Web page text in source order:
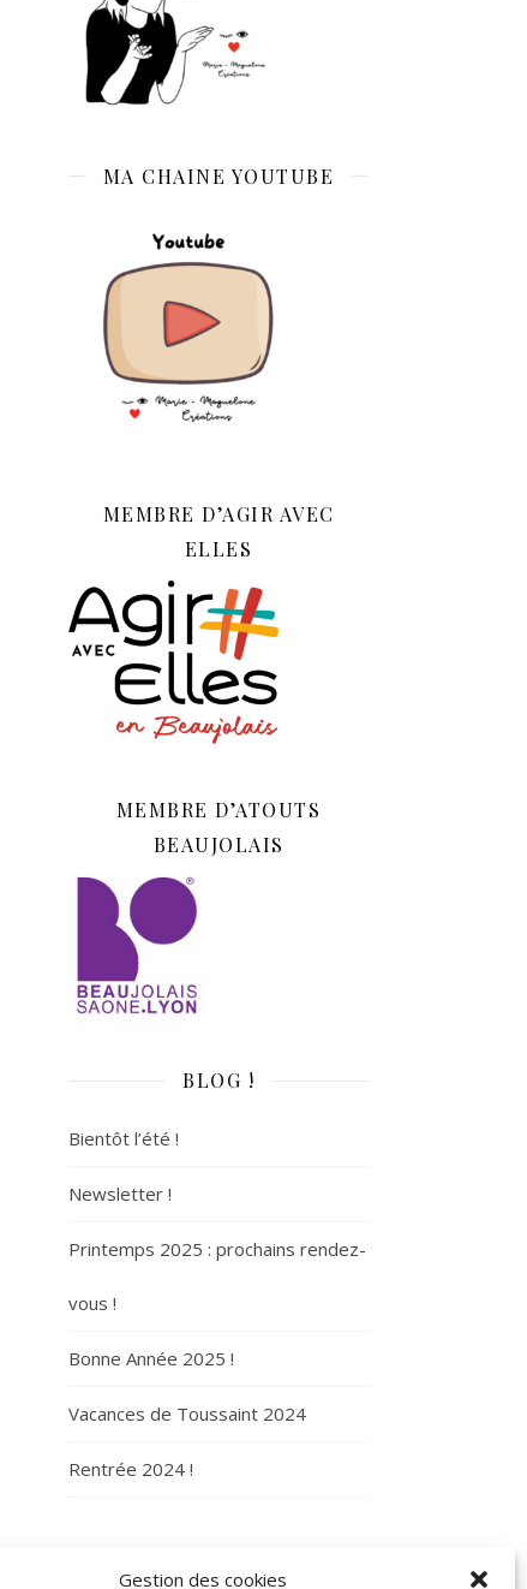
Gestion des cookies
MA CHAINE YOUTUBE
MEMBRE D’AGIR AVEC
ELLES
MEMBRE D’ATOUTS
BEAUJOLAIS
BLOG !
Bientôt l’été !
Newsletter !
Printemps 2025 : prochains rendez-
vous !
Bonne Année 2025 !
Vacances de Toussaint 2024
Rentrée 2024 !